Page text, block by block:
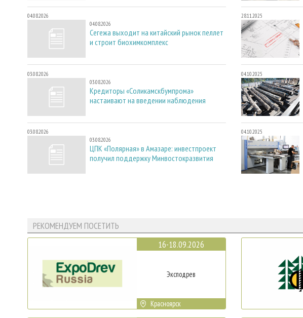
04.08.2026
04.08.2026
Сегежа выходит на китайский рынок пеллет
и строит биохимкомплекс
03.08.2026
03.08.2026
Кредиторы «Соликамскбумпрома»
настаивают на введении наблюдения
03.08.2026
03.08.2026
ЦПК «Полярная» в Амазаре: инвестпроект
получил поддержку Минвостокразвития
28.11.2025
04.10.2025
04.10.2025
РЕКОМЕНДУЕМ ПОСЕТИТЬ
16-18.09.2026
Эксподрев
Красноярск